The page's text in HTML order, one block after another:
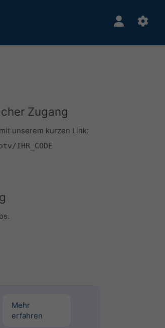
Zugang
unserem kurzen Link:
IHR_CODE
Mehr
erfahren